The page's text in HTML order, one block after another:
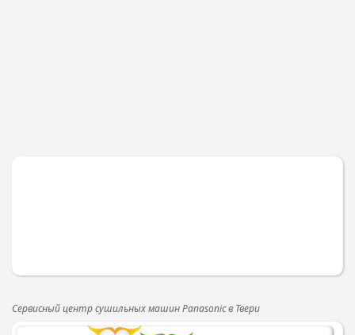
Сервисный центр сушильных машин Panasonic в Твери